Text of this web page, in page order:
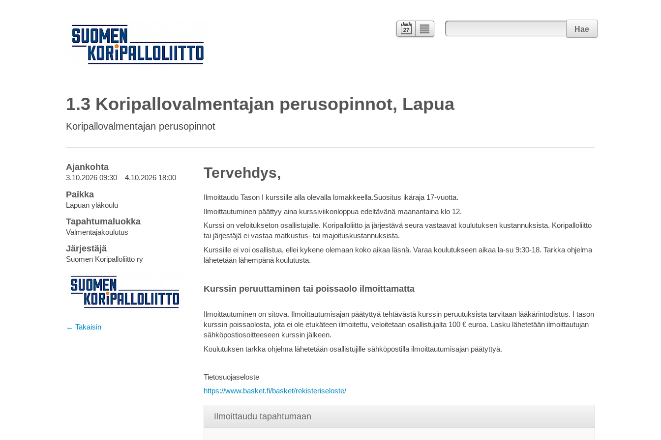
Hae
1.3 Koripallovalmentajan perusopinnot, Lapua
Koripallovalmentajan perusopinnot
Ajankohta
3.10.2026 09:30 – 4.10.2026 18:00
Paikka
Lapuan yläkoulu
Tapahtumaluokka
Valmentajakoulutus
Järjestäjä
Suomen Koripalloliitto ry
← Takaisin
Tervehdys,
Ilmoittaudu Tason I kurssille alla olevalla lomakkeella.Suositus ikäraja 17-vuotta.
Ilmoittautuminen päättyy aina kurssiviikonloppua edeltävänä maanantaina klo 12.
Kurssi on veloitukseton osallistujalle. Koripalloliitto ja järjestävä seura vastaavat koulutuksen kustannuksista. Koripalloliitto
tai järjestäjä ei vastaa matkustus- tai majoituskustannuksista.
Kurssille ei voi osallistua, ellei kykene olemaan koko aikaa läsnä. Varaa koulutukseen aikaa la-su 9:30-18. Tarkka ohjelma
lähetetään lähempänä koulutusta.
Kurssin peruuttaminen tai poissaolo ilmoittamatta
Ilmoittautuminen on sitova. Ilmoittautumisajan päätyttyä tehtävästä kurssin peruutuksista tarvitaan lääkärintodistus. I tason
kurssin poissaolosta, jota ei ole etukäteen ilmoitettu, veloitetaan osallistujalta 100 € euroa. Lasku lähetetään ilmoittautujan
sähköpostiosoitteeseen kurssin jälkeen.
Koulutuksen tarkka ohjelma lähetetään osallistujille sähköpostilla ilmoittautumisajan päätyttyä.
Tietosuojaseloste
https://www.basket.fi/basket/rekisteriseloste/
Ilmoittaudu tapahtumaan